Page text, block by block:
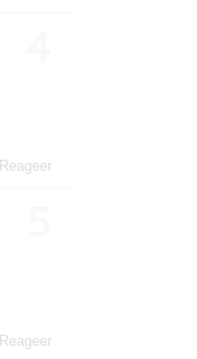
Reageer
Reageer